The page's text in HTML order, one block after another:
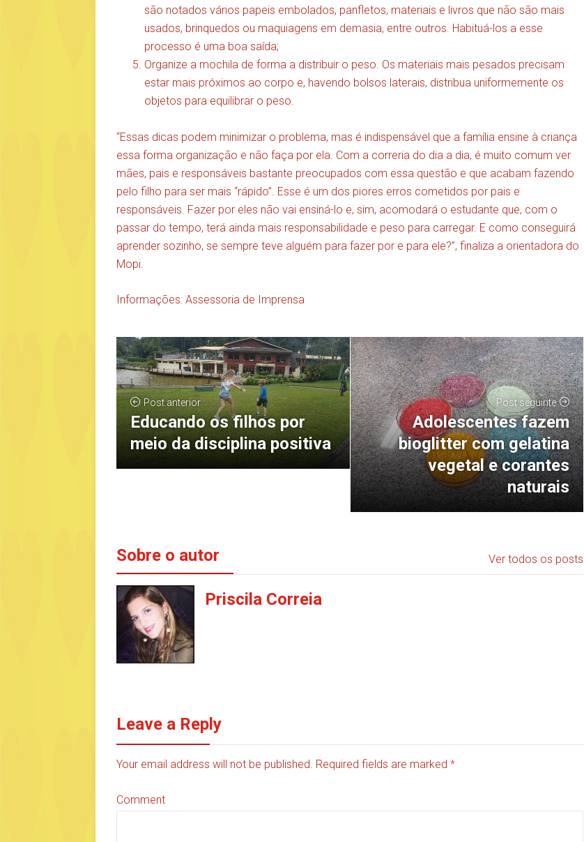
são notados vários papeis embolados, panfletos, materiais e livros que não são mais
usados, brinquedos ou maquiagens em demasia, entre outros. Habituá-los a esse
processo é uma boa saída;
Organize a mochila de forma a distribuir o peso. Os materiais mais pesados precisam
estar mais próximos ao corpo e, havendo bolsos laterais, distribua uniformemente os
objetos para equilibrar o peso.
“Essas dicas podem minimizar o problema, mas é indispensável que a família ensine à criança
essa forma organização e não faça por ela. Com a correria do dia a dia, é muito comum ver
mães, pais e responsáveis bastante preocupados com essa questão e que acabam fazendo
pelo filho para ser mais “rápido”. Esse é um dos piores erros cometidos por pais e
responsáveis. Fazer por eles não vai ensiná-lo e, sim, acomodará o estudante que, com o
passar do tempo, terá ainda mais responsabilidade e peso para carregar. E como conseguirá
aprender sozinho, se sempre teve alguém para fazer por e para ele?”, finaliza a orientadora do
Mopi.
Informações: Assessoria de Imprensa
Post anterior
Educando os filhos por
meio da disciplina positiva
Post seguinte
Adolescentes fazem
bioglitter com gelatina
vegetal e corantes
naturais
Sobre o autor Ver todos os posts
Priscila Correia
Leave a Reply
Your email address will not be published. Required fields are marked *
Comment